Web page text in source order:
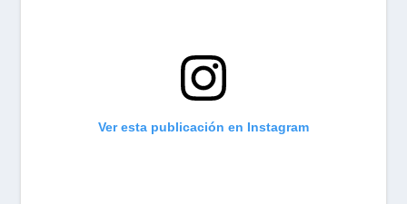
Ver esta publicación en Instagram